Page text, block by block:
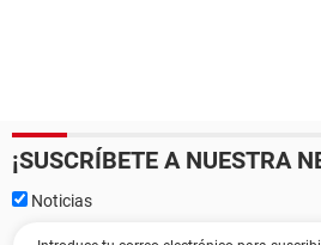
¡SUSCRÍBETE A NUESTRA
Noticias